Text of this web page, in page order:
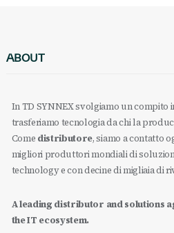
ABOUT
In TD SYNNEX svolgiamo un compito
trasferiamo tecnologia da chi la
Come distributore, siamo a contatto
migliori produttori mondiali di
technology e con decine di migliaia di
A leading distributor and solutions
the IT ecosystem.